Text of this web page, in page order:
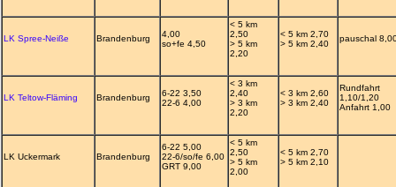
LK Spree-Neiße Brandenburg
4,00
so+fe 4,50
< 5 km
2,50
> 5 km
2,20
< 5 km 2,70
> 5 km 2,40
pauschal
LK Teltow-Fläming Brandenburg
6-22 3,50
22-6 4,00
< 3 km
2,40
> 3 km
2,20
< 3 km 2,60
> 3 km 2,40
Rundfahrt
1,10/1,20
Anfahrt 1,00
LK Uckermark Brandenburg
6-22 5,00
22-6/so/fe 6,00
GRT 9,00
< 5 km
2,50
> 5 km
2,00
< 5 km 2,70
> 5 km 2,10